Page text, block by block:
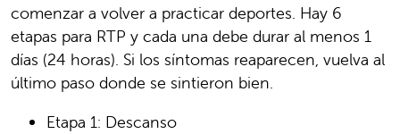
comenzar a volver a practicar deportes. Hay 6
etapas para RTP y cada una debe durar al menos 1
días (24 horas). Si los síntomas reaparecen, vuelva al
último paso donde se sintieron bien.
Etapa 1: Descanso